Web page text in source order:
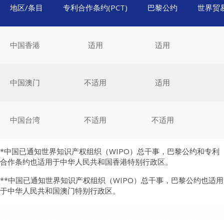
地区/条目 专利合作条约(PCT) 巴黎公约 世界贸
中国香港 适用 适用
中国澳门 不适用 适用
中国台湾 不适用 不适用
*中国已通知世界知识产权组织（WIPO）总干事，巴黎公约和专利
合作条约也适用于中华人民共和国香港特别行政区。
**中国已通知世界知识产权组织（WIPO）总干事，巴黎公约也适用
于中华人民共和国澳门特别行政区。